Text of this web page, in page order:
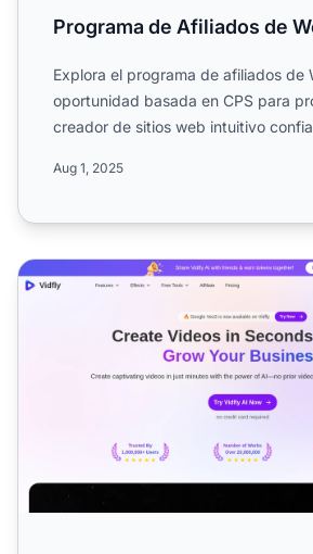
Programa de Afiliados de
Explora el programa de afiliados de
oportunidad basada en CPS para
creador de sitios web intuitivo
Aug 1, 2025
Programa de Afiliados de Vidfly